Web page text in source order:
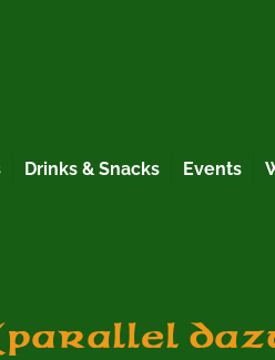
Drinks & Snacks Events
(parallel